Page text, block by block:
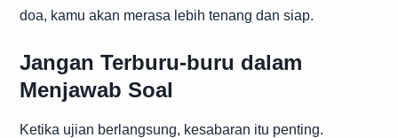
doa, kamu akan merasa lebih tenang dan siap.
Jangan Terburu-buru dalam
Menjawab Soal
Ketika ujian berlangsung, kesabaran itu penting.